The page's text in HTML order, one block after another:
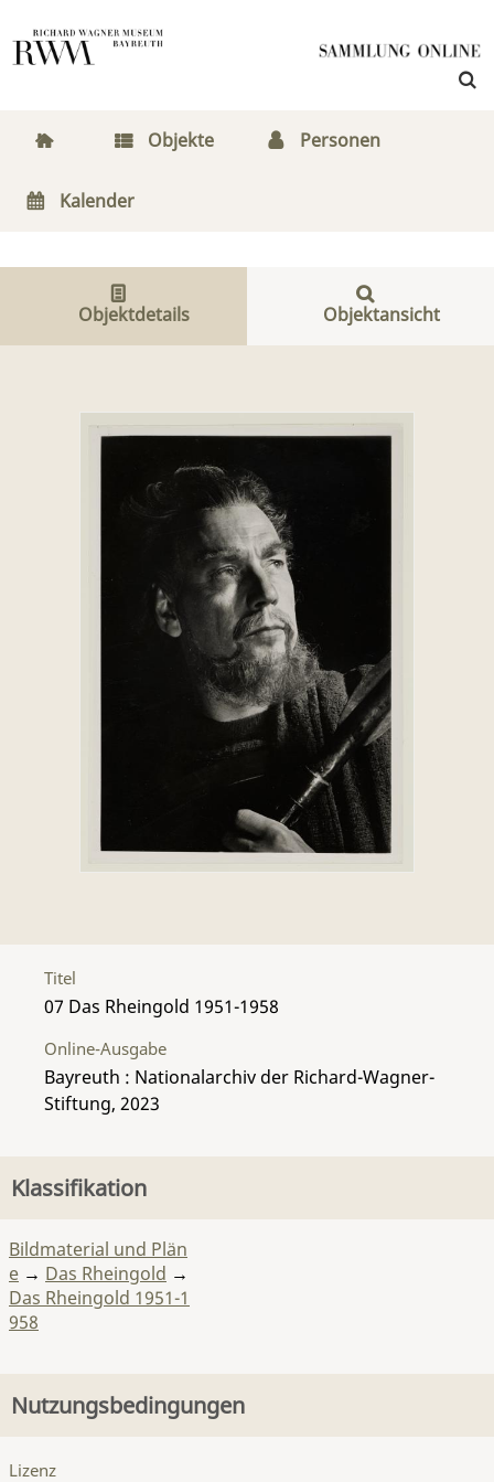
Objekte Personen
Kalender
Objektdetails Objektansicht
Titel
07 Das Rheingold 1951-1958
Online-Ausgabe
Bayreuth : Nationalarchiv der Richard-Wagner-
Stiftung, 2023
Klassifikation
Bildmaterial und Plän
e → Das Rheingold →
Das Rheingold 1951-1
958
Nutzungsbedingungen
Lizenz